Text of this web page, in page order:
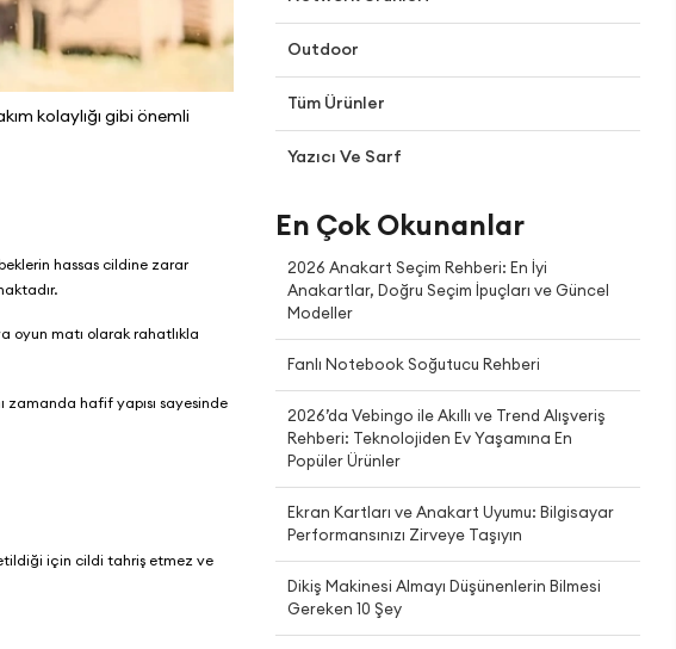
kolaylığı gibi önemli
hassas cildine zarar
oyun matı olarak rahatlıkla
zamanda hafif yapısı sayesinde
için cildi tahriş etmez ve
Outdoor
Tüm Ürünler
Yazıcı Ve Sarf
En Çok Okunanlar
2026 Anakart Seçim Rehberi: En İyi
Anakartlar, Doğru Seçim İpuçları ve Güncel
Modeller
Fanlı Notebook Soğutucu Rehberi
2026’da Vebingo ile Akıllı ve Trend Alışveriş
Rehberi: Teknolojiden Ev Yaşamına En
Popüler Ürünler
Ekran Kartları ve Anakart Uyumu: Bilgisayar
Performansınızı Zirveye Taşıyın
Dikiş Makinesi Almayı Düşünenlerin Bilmesi
Gereken 10 Şey